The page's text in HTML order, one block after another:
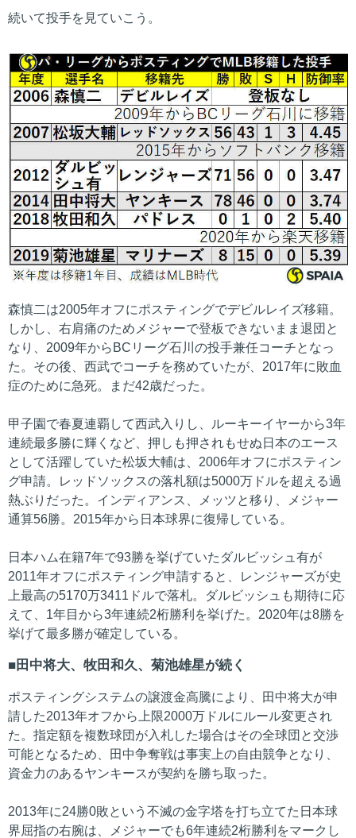
続いて投手を見ていこう。
森慎二は2005年オフにポスティングでデビルレイズ移籍。
しかし、右肩痛のためメジャーで登板できないまま退団と
なり、2009年からBCリーグ石川の投手兼任コーチとなっ
た。その後、西武でコーチを務めていたが、2017年に敗血
症のために急死。まだ42歳だった。
甲子園で春夏連覇して西武入りし、ルーキーイヤーから3年
連続最多勝に輝くなど、押しも押されもせぬ日本のエース
として活躍していた松坂大輔は、2006年オフにポスティン
グ申請。レッドソックスの落札額は5000万ドルを超える過
熱ぶりだった。インディアンス、メッツと移り、メジャー
通算56勝。2015年から日本球界に復帰している。
日本ハム在籍7年で93勝を挙げていたダルビッシュ有が
2011年オフにポスティング申請すると、レンジャーズが史
上最高の5170万3411ドルで落札。ダルビッシュも期待に応
えて、1年目から3年連続2桁勝利を挙げた。2020年は8勝を
挙げて最多勝が確定している。
田中将大、牧田和久、菊池雄星が続く
ポスティングシステムの譲渡金高騰により、田中将大が申
請した2013年オフから上限2000万ドルにルール変更され
た。指定額を複数球団が入札した場合はその全球団と交渉
可能となるため、田中争奪戦は事実上の自由競争となり、
資金力のあるヤンキースが契約を勝ち取った。
2013年に24勝0敗という不滅の金字塔を打ち立てた日本球
界屈指の右腕は、メジャーでも6年連続2桁勝利をマークし